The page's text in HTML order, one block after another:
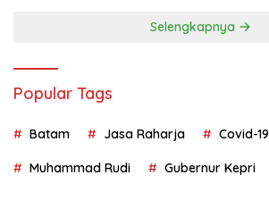
Selengkapnya
Popular Tags
Batam Jasa Raharja Covid-19
Muhammad Rudi Gubernur Kepri